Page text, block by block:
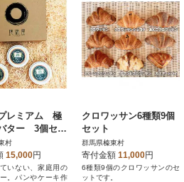
レミアム 極
ター 3個セッ
村
15,000円
いない、家庭用の
。パンやケーキ作
クロワッサン6種類9個
セット
群馬県榛東村
寄付金額 11,000円
6種類9個のクロワッサンのセ
ットです。